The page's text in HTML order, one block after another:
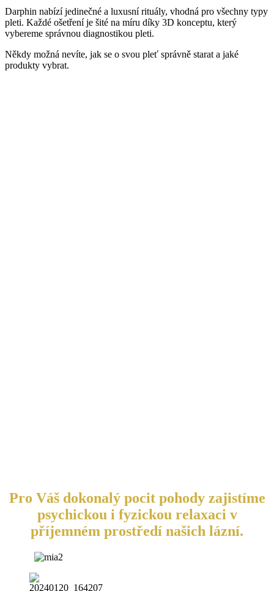
Darphin nabízí jedinečné a luxusní rituály, vhodná pro všechny typy
pleti. Každé ošetření je šité na míru díky 3D konceptu, který
vybereme správnou diagnostikou pleti.
Někdy možná nevíte, jak se o svou pleť správně starat a jaké
produkty vybrat.
Pro Váš dokonalý pocit pohody zajistíme
psychickou i fyzickou relaxaci v
příjemném prostředí našich lázní.